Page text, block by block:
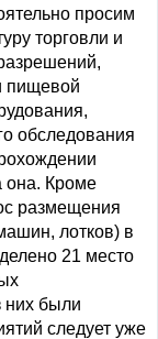
просим
торговли и
пищевой
обследования
она. Кроме
размещения
лотков) в
21 место
них были
следует уже